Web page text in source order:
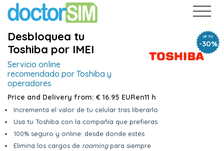
UP TO
-30%
Desbloquea tu
Toshiba por IMEI
Servicio online
recomendado por Toshiba y
operadores
Price and Delivery from: € 16.95 EURen11 h
Incrementa el valor de tu celular tras liberarlo
Usa tu Toshiba con la compañía que prefieras
100% seguro y online: desde donde estés
Elimina los cargos de roamingpara siempre